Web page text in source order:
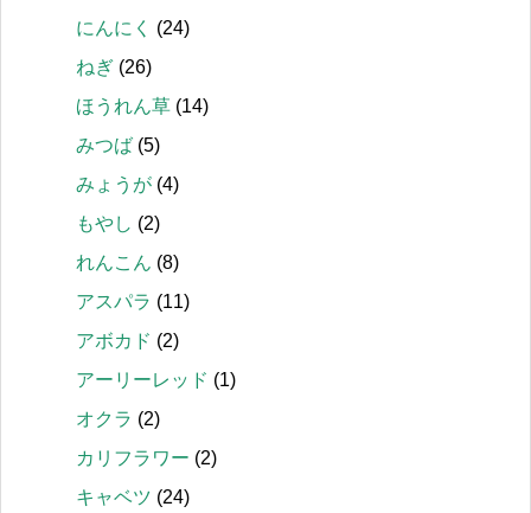
にんにく
(24)
ねぎ (26)
ほうれん草 (14)
みつば (5)
みょうが (4)
もやし (2)
れんこん (8)
アスパラ (11)
アボカド (2)
アーリーレッド (1)
オクラ (2)
カリフラワー (2)
キャベツ (24)